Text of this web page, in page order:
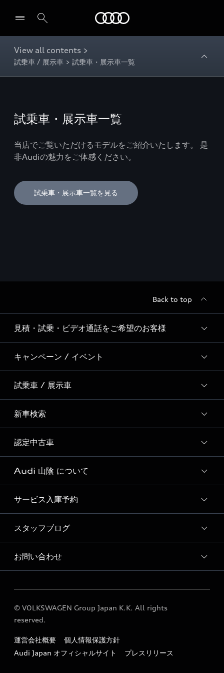
View all contents >
試乗車 / 展示車 > 試乗車・展示車一覧
試乗車・展示車一覧
当店でご覧いただけるモデルをご紹介いたします。 是
非Audiの魅力をご体感ください。
試乗車・展示車一覧を見る
Back to top
見積・試乗・ビデオ通話をご希望のお客様
ご希望のサービスを選択
キャンペーン / イベント
全国統一イベント
ディーラー独自イベント
試乗車 / 展示車
試乗予約
試乗車・展示車一覧
新車検索
新車検索
認定中古車
Audi認定中古車検索
Audi 山陰 について
Audi 山陰 店舗情報
Audi 山陰 認定中古車コーナー
Audi 山陰 運営会社概要
採用情報
サービス入庫予約
Audi 山陰 サービス入庫予約
点検整備料金表
スタッフブログ
スタッフブログ
お問い合わせ
各種お問い合わせ
© VOLKSWAGEN Group Japan K.K. All rights
reserved.
運営会社概要
個人情報保護方針
Audi Japan オフィシャルサイト
プレスリリース